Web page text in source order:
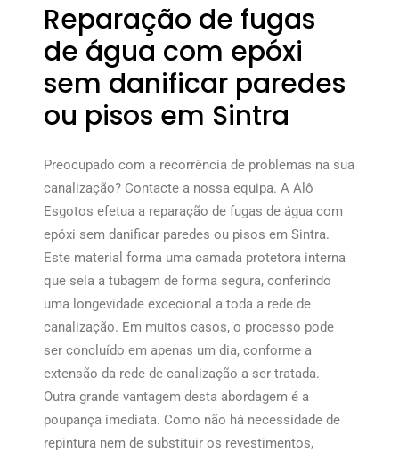
Reparação de fugas
de água com epóxi
sem danificar paredes
ou pisos em Sintra
Preocupado com a recorrência de problemas na sua
canalização? Contacte a nossa equipa. A Alô
Esgotos efetua a reparação de fugas de água com
epóxi sem danificar paredes ou pisos em Sintra.
Este material forma uma camada protetora interna
que sela a tubagem de forma segura, conferindo
uma longevidade excecional a toda a rede de
canalização. Em muitos casos, o processo pode
ser concluído em apenas um dia, conforme a
extensão da rede de canalização a ser tratada.
Outra grande vantagem desta abordagem é a
poupança imediata. Como não há necessidade de
repintura nem de substituir os revestimentos,